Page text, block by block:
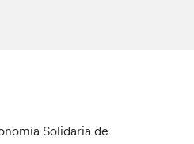
Solidaria de